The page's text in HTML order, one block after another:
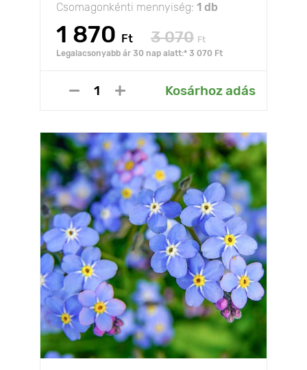
Csomagonkénti mennyiség: 1 db
1 870 Ft 3 070 Ft
Legalacsonyabb ár 30 nap alatt:* 3 070 Ft
Kosárhoz adás